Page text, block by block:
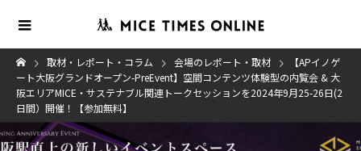
取材・レポート・コラム 会場のレポート・取材
【APイノゲ
ート大阪グランドオープン-PreEvent】空間コンテンツ体験型の内覧会 & 大
阪エリアMICE・サステナブル関連トークセッションを2024年9月25-26日(2
日間）開催！【参加無料】